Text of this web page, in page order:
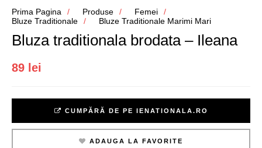
Prima Pagina Produse
Femei
Bluze Traditionale
Bluze Traditionale Marimi Mari
Bluza traditionala brodata – Ileana
89 lei
CUMPĂRĂ DE PE IENATIONALA.RO
ADAUGA LA FAVORITE